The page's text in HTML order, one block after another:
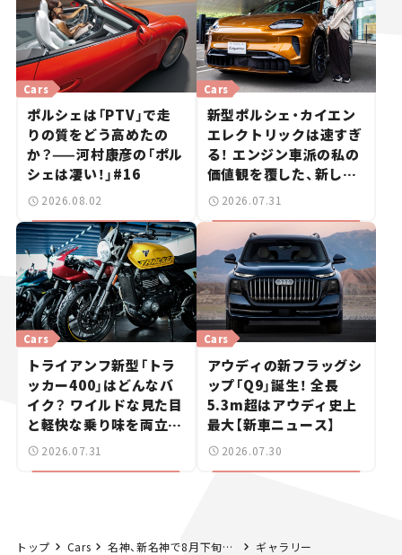
ポルシェは「PTV」で走
りの質をどう高めたの
か？——河村康彦の「ポル
シェは凄い！」#16
Cars
2026.08.02
新型ポルシェ・カイエン
エレクトリックは速すぎ
る！ エンジン車派の私の
価値観を覆した、新しい
ポルシェの走り。
Cars
2026.07.31
トライアンフ新型「トラ
ッカー400」はどんなバ
イク？ ワイルドな見た目
と軽快な乗り味を両立し
た400ccフラットトラッ
Cars
2026.07.31
アウディの新フラッグシ
ップ「Q9」誕生！ 全長
5.3m超はアウディ史上
最大【新車ニュース】
Cars
2026.07.30
トップ Cars 名神、新名神で8月下旬から集中工事。最大20kmの渋滞予想も ギャラリー